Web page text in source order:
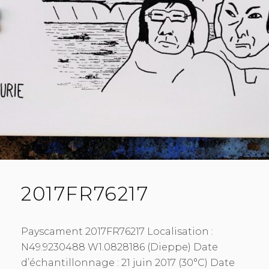
2017FR76217
Payscament 2017FR76217 Localisation :
N49.9230488 W1.0828186 (Dieppe) Date
d’échantillonnage : 21 juin 2017 (30°C) Date